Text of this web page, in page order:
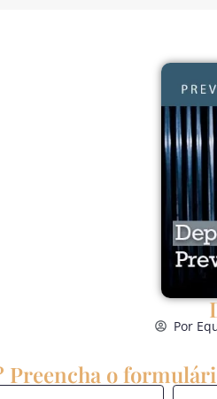
Por
Preencha o